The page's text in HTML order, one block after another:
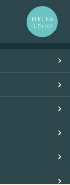
КНОПКА
ЗВ'ЯЗКУ